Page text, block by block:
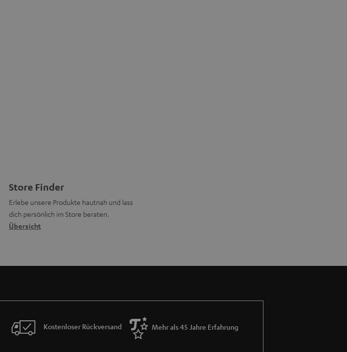
Store Finder
Erlebe unsere Produkte hautnah und lass
dich persönlich im Store beraten.
Übersicht
Kostenloser Rückversand Mehr als 45 Jahre Erfahrung